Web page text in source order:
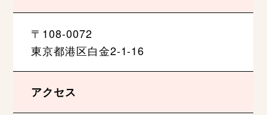
〒108-0072
東京都港区白金2-1-16
アクセス